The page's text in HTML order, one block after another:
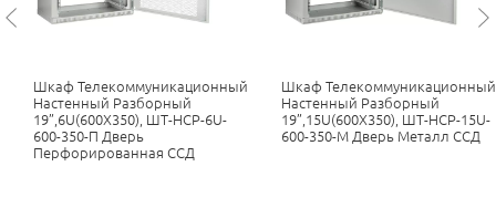
Шкаф Телекоммуникационный
Настенный Разборный
19”,6U(600X350), ШТ-НСР-6U-
600-350-П Дверь
Перфорированная ССД
Шкаф Телекоммуникационный
Настенный Разборный
19”,15U(600X350), ШТ-НСР-15U-
600-350-М Дверь Металл ССД